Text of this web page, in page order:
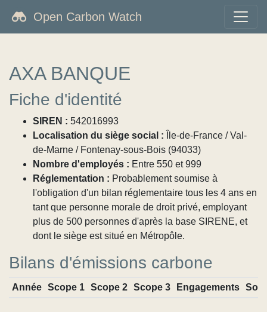
Open Carbon Watch
AXA BANQUE
Fiche d'identité
SIREN : 542016993
Localisation du siège social : Île-de-France / Val-
de-Marne / Fontenay-sous-Bois (94033)
Nombre d'employés : Entre 550 et 999
Réglementation : Probablement soumise à
l'obligation d'un bilan réglementaire tous les 4 ans en
tant que personne morale de droit privé, employant
plus de 500 personnes d'après la base SIRENE, et
dont le siège est situé en Métropôle.
Bilans d'émissions carbone
Année Scope 1 Scope 2 Scope 3 Engagements